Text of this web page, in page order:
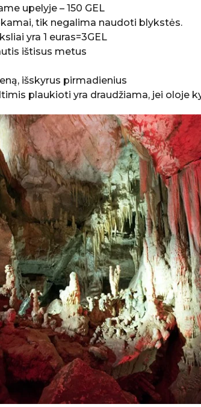
upelyje – 150 GEL
tik negalima naudoti blykstės.
yra 1 euras=3GEL
ištisus metus
išskyrus pirmadienius
plaukioti yra draudžiama, jei oloje